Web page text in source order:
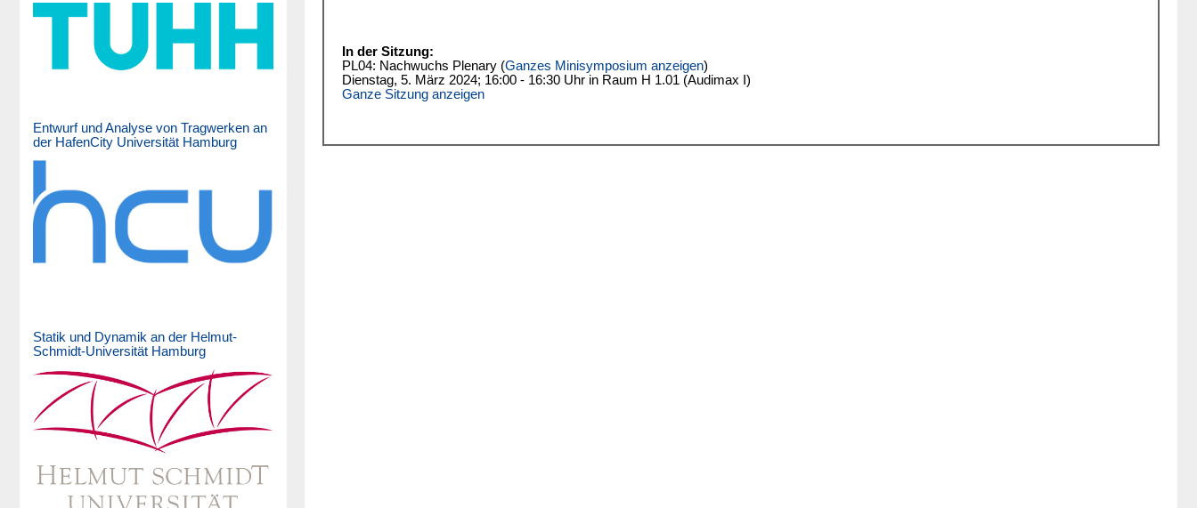
Entwurf und Analyse von Tragwerken an
der HafenCity Universität Hamburg
Statik und Dynamik an der Helmut-
Schmidt-Universität Hamburg
In der Sitzung:
PL04: Nachwuchs Plenary (Ganzes Minisymposium anzeigen)
Dienstag, 5. März 2024; 16:00 - 16:30 Uhr in Raum H 1.01 (Audimax I)
Ganze Sitzung anzeigen